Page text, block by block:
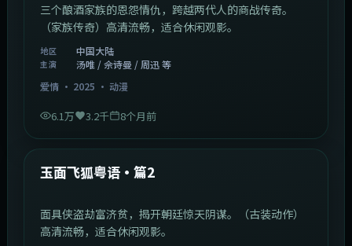
三个酿酒家族的恩怨情仇，跨越两代人的商战传奇。
（家族传奇）高清流畅，适合休闲观影。
地区 中国大陆
主演
汤唯 / 佘诗曼 / 周迅 等
爱情· 2025 · 动漫
6.1万 3.2千 8个月前
最新
玉面飞狐粤语·篇2
面具侠盗劫富济贫，揭开朝廷惊天阴谋。（古装动作）
高清流畅，适合休闲观影。